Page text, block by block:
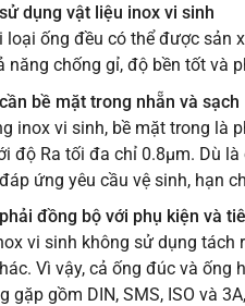
dụng vật liệu inox vi sinh
loại ống đều có thể được sản
năng chống gỉ, độ bền tốt và
bề mặt trong nhẵn và sạch
inox vi sinh, bề mặt trong là
độ Ra tối đa chỉ 0.8μm. Dù
ứng yêu cầu vệ sinh, hạn
đồng bộ với phụ kiện và
vi sinh không sử dụng tách
Vì vậy, cả ống đúc và
gặp gồm DIN, SMS, ISO và